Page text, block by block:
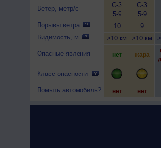
Ветер, метр/с
Порывы ветра
Видимость, м
Опасные явления
Класс опасности
Помыть автомобиль?
С-З
5-9
10
>10 км
нет
нет
С-З
5-9
9
>10 км
жара
нет